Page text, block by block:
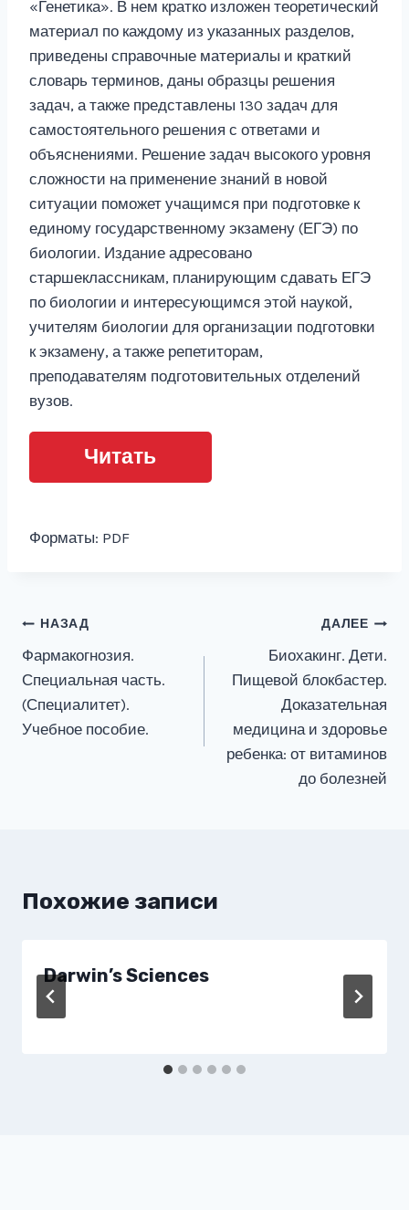
«Генетика». В нем кратко изложен теоретический
материал по каждому из указанных разделов,
приведены справочные материалы и краткий
словарь терминов, даны образцы решения
задач, а также представлены 130 задач для
самостоятельного решения с ответами и
объяснениями. Решение задач высокого уровня
сложности на применение знаний в новой
ситуации поможет учащимся при подготовке к
единому государственному экзамену (ЕГЭ) по
биологии. Издание адресовано
старшеклассникам, планирующим сдавать ЕГЭ
по биологии и интересующимся этой наукой,
учителям биологии для организации подготовки
к экзамену, а также репетиторам,
преподавателям подготовительных отделений
вузов.
Читать
Форматы: PDF
Навигация
по
записям
НАЗАД
Фармакогнозия.
Специальная часть.
(Специалитет).
Учебное пособие.
ДАЛЕЕ
Биохакинг. Дети.
Пищевой блокбастер.
Доказательная
медицина и здоровье
ребенка: от витаминов
до болезней
Похожие записи
Darwin’s Sciences